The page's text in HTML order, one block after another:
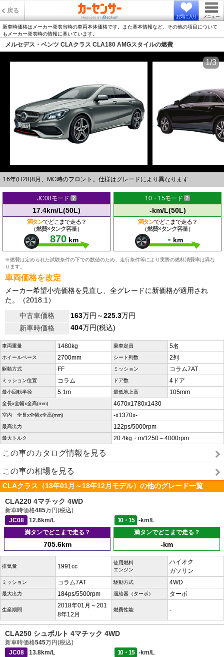
戻る
お気に入り メニュー
新車時価格はメーカー発表当時の車両本体価格です。また基本情報など、その他の項目について
もメーカー発表時の情報に基いています。
メルセデス・ベンツ CLAクラス CLA180 AMGスタイルの燃費
16年(H28)8月、MC時のフロント。仕様はグレードにより異なります
1/3
JC08モード
17.4km/L(50L)
満タンでどこまで走る？
（燃費×タンク容量）
870 km
10・15モード
-km/L(50L)
満タンでどこまで走る？
（燃費×タンク容量）
- km
※燃費は定められた試験条件の下での数値のため、走行条件等により実際の燃料消費率は異な
ります。
車両価格を改定
メーカー希望小売価格を見直し、全グレードに新価格が適用され
た。（2018.1）
中古車価格
163万円～225.3万円
新車時価格
404万円(税込)
車両重量 1480kg 乗車定員 5名
ホイールベース 2700mm シート列数 2列
駆動方式 FF ミッション コラム7AT
ミッション位置 コラム ドア数 4ドア
最小回転半径 5.1m 最低地上高 105mm
全長x全幅x全高(mm) 4670x1780x1430
室内 全長x全幅x全高(mm) -x1370x-
最高出力 122ps/5000rpm
最大トルク 20.4kg・m/1250～4000rpm
この車のカタログ情報を見る
この車の相場を見る
CLAクラス（18年01月～18年12月モデル）の他のグレード一覧
CLA220 4マチック 4WD
新車時価格485万円(税込)
JC08
12.6km/L 10・15
-km/L
満タンでどこまで走る？
705.6km
満タンでどこまで走る？
-km
排気量 1991cc
使用燃料
エンジン
ハイオク
ガソリン
ミッション コラム7AT 駆動方式 4WD
最大出力 184ps/5500rpm 過給器（ターボ） ターボ
生産期間
2018年01月～201
8年12月
燃費性能 -
CLA250 シュポルト 4マチック 4WD
新車時価格545万円(税込)
JC08
13.8km/L 10・15
-km/L